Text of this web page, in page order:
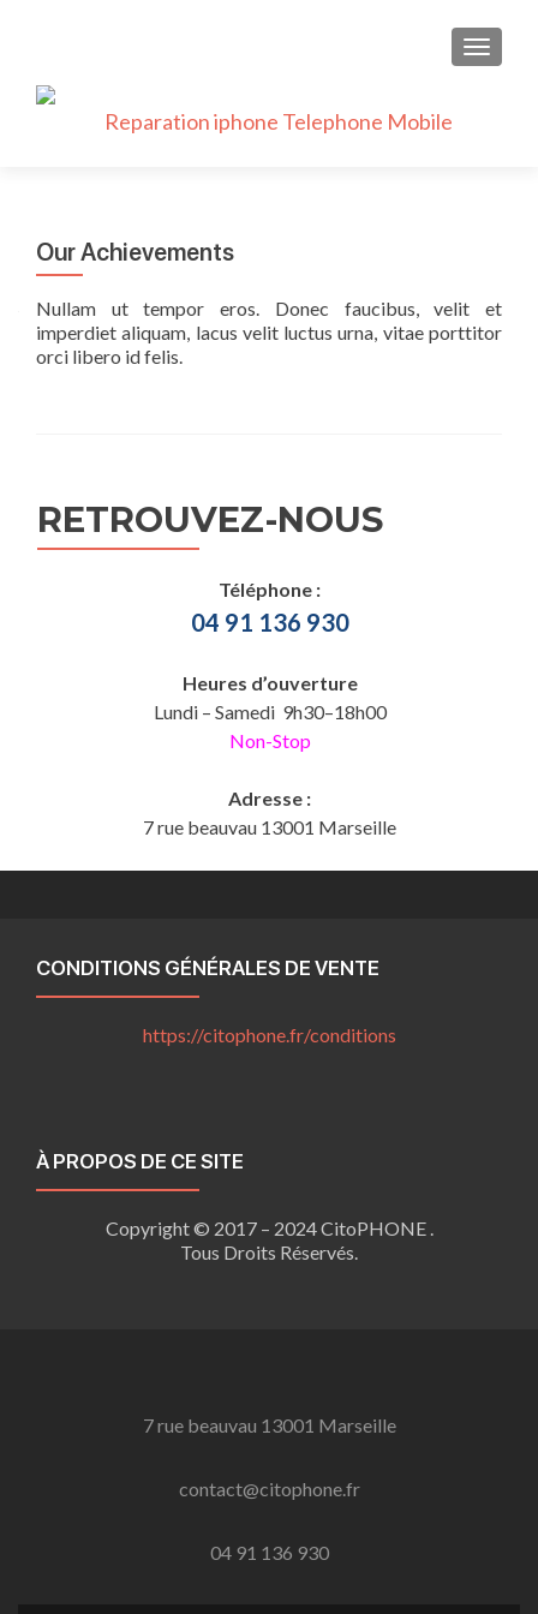
Our Achievements
Nullam ut tempor eros. Donec faucibus, velit et
imperdiet aliquam, lacus velit luctus urna, vitae porttitor
orci libero id felis.
RETROUVEZ-NOUS
Téléphone :
04 91 136 930
Heures d’ouverture
Lundi – Samedi 9h30–18h00
Non-Stop
Adresse :
7 rue beauvau 13001 Marseille
CONDITIONS GÉNÉRALES DE VENTE
https://citophone.fr/conditions
À PROPOS DE CE SITE
Copyright © 2017 – 2024 CitoPHONE .
Tous Droits Réservés.
7 rue beauvau 13001 Marseille
contact@citophone.fr
04 91 136 930